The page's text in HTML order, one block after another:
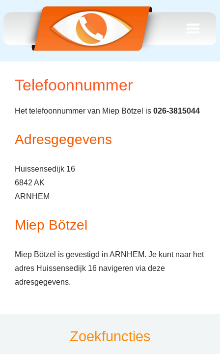
Telefoonnummer
Het telefoonnummer van Miep Bötzel is 026-3815044
Adresgegevens
Huissensedijk 16
6842 AK
ARNHEM
Miep Bötzel
Miep Bötzel is gevestigd in ARNHEM. Je kunt naar het
adres Huissensedijk 16 navigeren via deze
adresgegevens.
Zoekfuncties